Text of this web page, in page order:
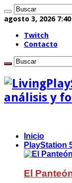
agosto 3, 2026
Twitch
Contacto
análisis y
Inicio
PlayStation
El